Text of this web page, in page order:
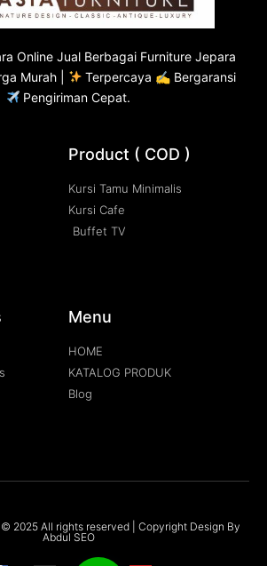
Online Jual Berbagai Furniture Jepara
Murah |
Terpercaya ✍ Bergaransi
Pengiriman Cepat.
Product ( COD )
Kursi Tamu Minimalis
Kursi Cafe
Buffet TV
Menu
HOME
KATALOG PRODUK
Blog
2025 All rights reserved | Copyright Design By
Abdul SEO